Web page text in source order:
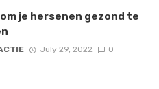
je hersenen gezond te
July 29, 2022 0